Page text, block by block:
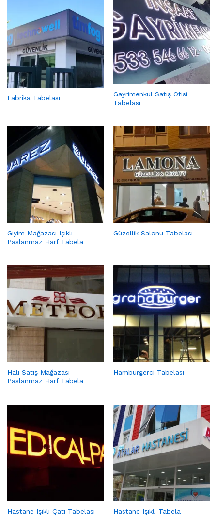
Fabrika Tabelası
Gayrimenkul Satış Ofisi
Tabelası
Giyim Mağazası Işıklı
Paslanmaz Harf Tabela
Güzellik Salonu Tabelası
Halı Satış Mağazası
Paslanmaz Harf Tabela
Hamburgerci Tabelası
Hastane Işıklı Çatı Tabelası Hastane Işıklı Tabela